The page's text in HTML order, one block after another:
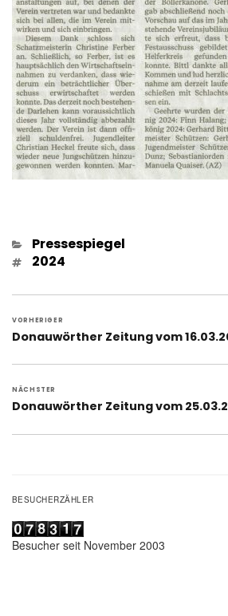
Kategorien
Pressespiegel
Schlagwörter
2024
VORHERIGER
Vorheriger
Donauwörther Zeitung vom
NÄCHSTER
Nächster
Donauwörther Zeitung vom
BESUCHERZÄHLER
Besucher seit November 2003